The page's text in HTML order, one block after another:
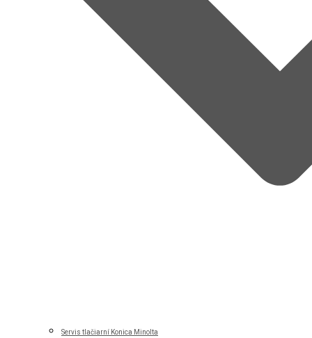
Servis tlačiarní Konica Minolta